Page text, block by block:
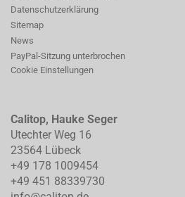
Datenschutzerklärung
Sitemap
News
PayPal-Sitzung unterbrochen
Cookie Einstellungen
Calitop, Hauke Seger
Utechter Weg 16
23564 Lübeck
+49 178 1009454
+49 451 88339730